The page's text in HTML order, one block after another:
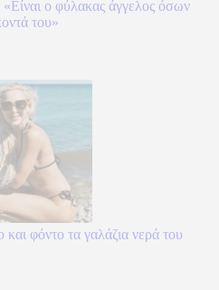
ο φύλακας άγγελος όσων
του»
φόντο τα γαλάζια νερά του